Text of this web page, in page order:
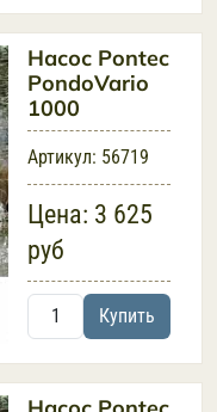
Насос Pontec
PondoVario
1000
Артикул: 56719
Цена: 3 625
руб
Купить